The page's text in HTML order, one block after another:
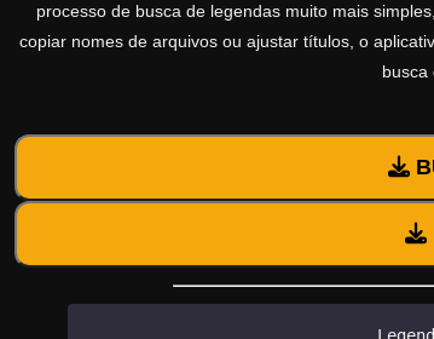
processo de busca de legendas muito mais
copiar nomes de arquivos ou ajustar títulos, o
busca